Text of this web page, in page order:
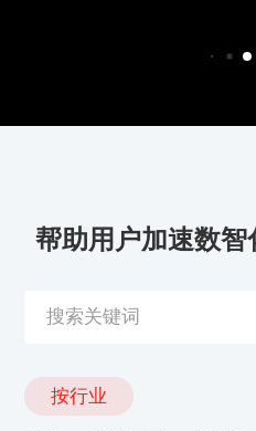
帮助用户加速数
按行业